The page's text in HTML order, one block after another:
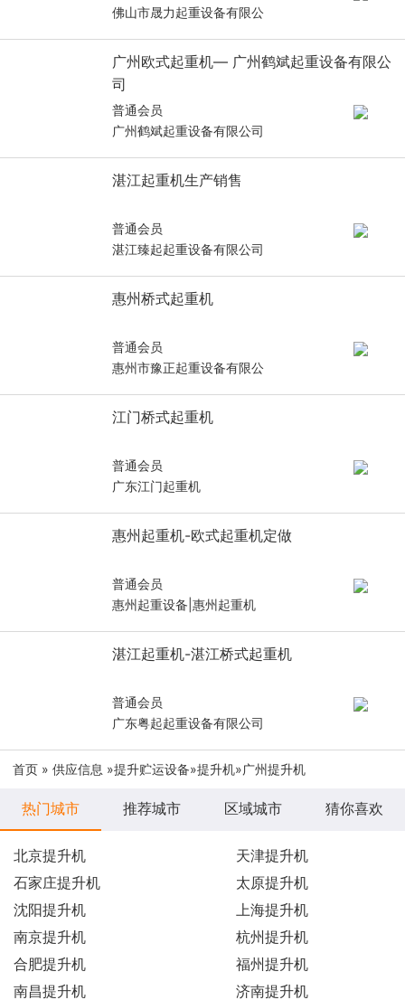
佛山市晟力起重设备有限公
广州欧式起重机— 广州鹤斌起重设备有限公
司
普通会员
广州鹤斌起重设备有限公司
湛江起重机生产销售
普通会员
湛江臻起起重设备有限公司
惠州桥式起重机
普通会员
惠州市豫正起重设备有限公
江门桥式起重机
普通会员
广东江门起重机
惠州起重机-欧式起重机定做
普通会员
惠州起重设备|惠州起重机
湛江起重机-湛江桥式起重机
普通会员
广东粤起起重设备有限公司
首页 » 供应信息 »提升贮运设备»提升机»广州提升机
热门城市 推荐城市 区域城市 猜你喜欢
北京提升机
天津提升机
石家庄提升机
太原提升机
沈阳提升机
上海提升机
南京提升机
杭州提升机
合肥提升机
福州提升机
南昌提升机
济南提升机